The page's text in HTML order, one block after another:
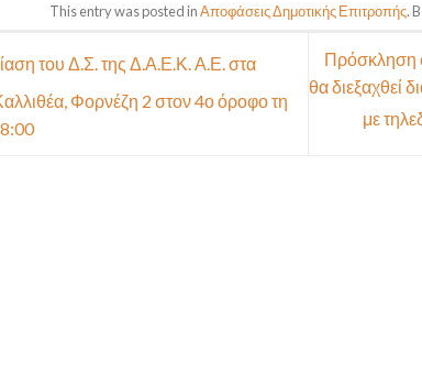
This entry was posted inΑποφάσεις Δημοτικής Επιτροπής.
του Δ.Σ. της Δ.Α.Ε.Κ. Α.Ε. στα
Φορνέζη 2 στον 4ο όροφο τη
Πρόσκληση
θα διεξαχθεί
με